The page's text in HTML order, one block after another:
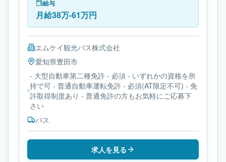
第二種免許です。
給与
月給38万-61万円
エムケイ観光バス株式会社
愛知県豊田市
- 大型自動車第二種免許 - 必須 - いずれかの資格を所
持で可 - 普通自動車運転免許 - 必須(AT限定不可) - 免
許取得制度あり - 普通免許の方もお気軽にご応募下
さい
バス
求人を見る